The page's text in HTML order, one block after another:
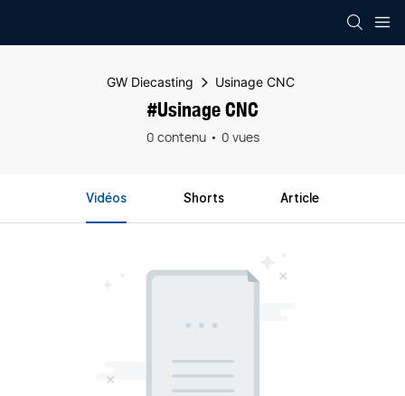
GW Diecasting Usinage CNC
#Usinage CNC
0 contenu 0 vues
Vidéos Shorts Article